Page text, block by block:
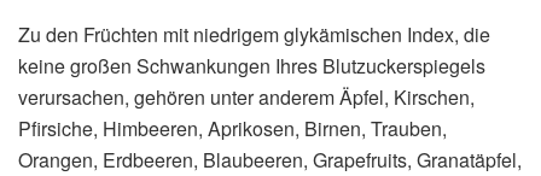
Zu den Früchten mit niedrigem glykämischen Index, die
keine großen Schwankungen Ihres Blutzuckerspiegels
verursachen, gehören unter anderem Äpfel, Kirschen,
Pfirsiche, Himbeeren, Aprikosen, Birnen, Trauben,
Orangen, Erdbeeren, Blaubeeren, Grapefruits, Granatäpfel,